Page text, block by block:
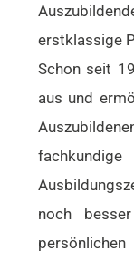
erstklassige
Schon seit
aus und
noch